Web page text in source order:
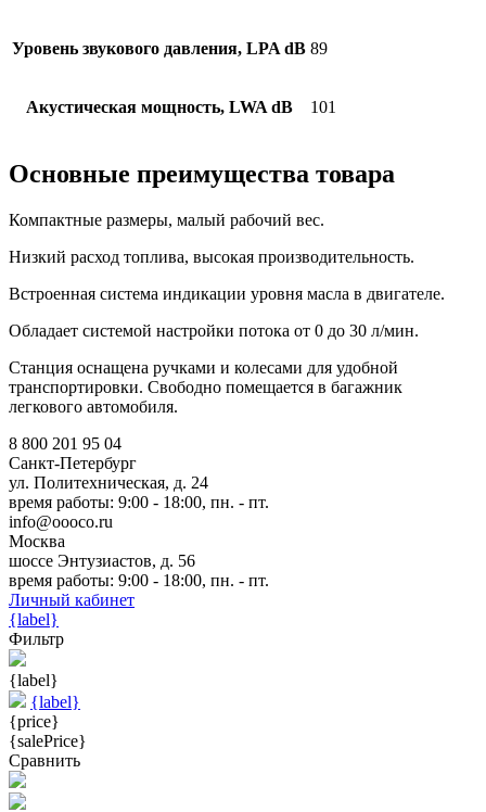
Уровень звукового давления, LPA dB 89
Акустическая мощность, LWA dB 101
Основные преимущества товара
Компактные размеры, малый рабочий вес.
Низкий расход топлива, высокая производительность.
Встроенная система индикации уровня масла в двигателе.
Обладает системой настройки потока от 0 до 30 л/мин.
Станция оснащена ручками и колесами для удобной
транспортировки. Свободно помещается в багажник
легкового автомобиля.
8 800 201 95 04
Санкт-Петербург
ул. Политехническая, д. 24
время работы: 9:00 - 18:00, пн. - пт.
info@oooco.ru
Москва
шоссе Энтузиастов, д. 56
время работы: 9:00 - 18:00, пн. - пт.
Личный кабинет
{label}
Фильтр
{label}
{label}
{price}
{salePrice}
Сравнить